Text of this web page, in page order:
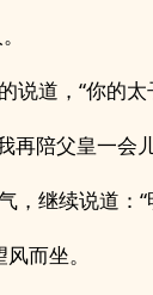
说道，“你的
再陪父皇一会
，继续说道：
而坐。